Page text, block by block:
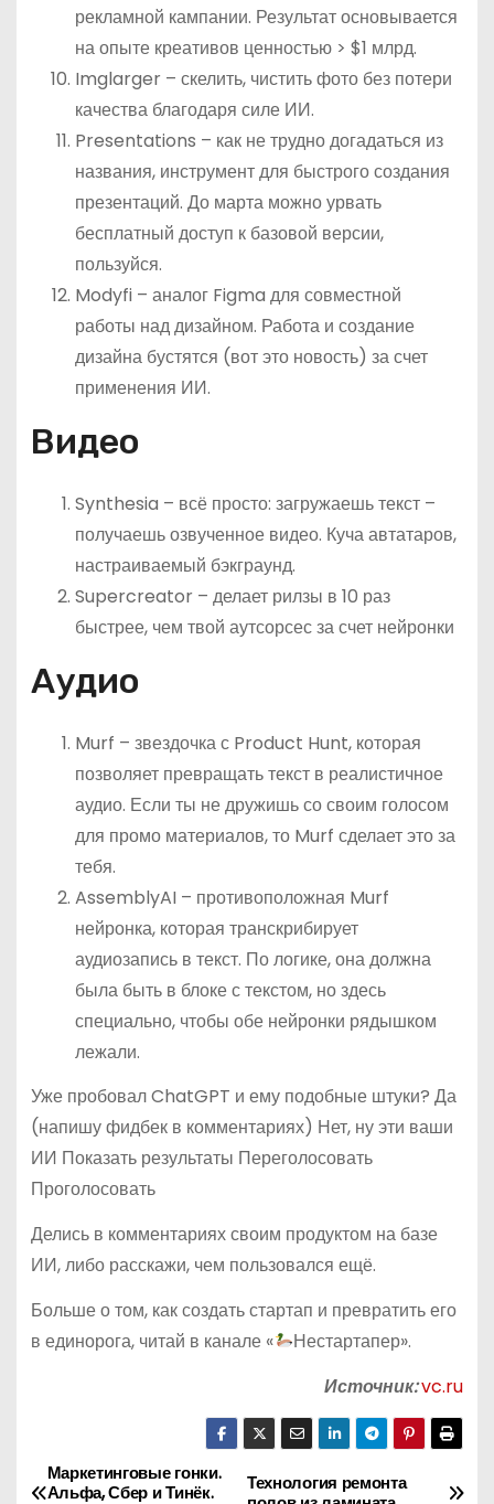
рекламной кампании. Результат основывается
на опыте креативов ценностью > $1 млрд.
Imglarger – скелить, чистить фото без потери
качества благодаря силе ИИ.
Presentations – как не трудно догадаться из
названия, инструмент для быстрого создания
презентаций. До марта можно урвать
бесплатный доступ к базовой версии,
пользуйся.
Modyfi – аналог Figma для совместной
работы над дизайном. Работа и создание
дизайна бустятся (вот это новость) за счет
применения ИИ.
Видео
Synthesia – всё просто: загружаешь текст –
получаешь озвученное видео. Куча автатаров,
настраиваемый бэкграунд.
Supercreator – делает рилзы в 10 раз
быстрее, чем твой аутсорсес за счет нейронки
Аудио
Murf – звездочка с Product Hunt, которая
позволяет превращать текст в реалистичное
аудио. Если ты не дружишь со своим голосом
для промо материалов, то Murf сделает это за
тебя.
AssemblyAI – противоположная Murf
нейронка, которая транскрибирует
аудиозапись в текст. По логике, она должна
была быть в блоке с текстом, но здесь
специально, чтобы обе нейронки рядышком
лежали.
Уже пробовал ChatGPT и ему подобные штуки? Да
(напишу фидбек в комментариях) Нет, ну эти ваши
ИИ Показать результаты Переголосовать
Проголосовать
Делись в комментариях своим продуктом на базе
ИИ, либо расскажи, чем пользовался ещё.
Больше о том, как создать стартап и превратить его
в единорога, читай в канале «
Нестартапер».
Источник:vc.ru
Н
Технология ремонта
Маркетинговые гонки.
Альфа, Сбер и Тинёк.